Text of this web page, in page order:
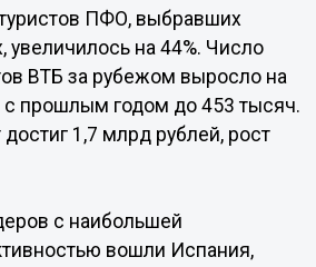
ПФО, выбравших
на 44%. Число
ВТБ за рубежом выросло на
с прошлым годом до 453 тысяч.
1,7 млрд рублей, рост
с наибольшей
вошли Испания,